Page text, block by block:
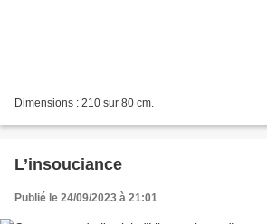
Dimensions : 210 sur 80 cm.
L’insouciance
Publié le 24/09/2023 à 21:01